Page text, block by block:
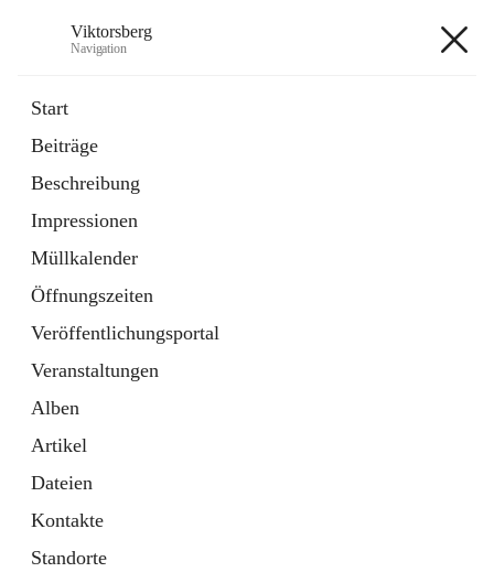
Viktorsberg
Navigation
Start
Beiträge
Beschreibung
Impressionen
Müllkalender
Öffnungszeiten
Veröffentlichungsportal
Veranstaltungen
Alben
Artikel
Dateien
Kontakte
Standorte
1 Schnellzugriff
Bürgerservice
10 Schnellzugriffe